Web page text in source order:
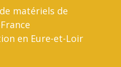
matériels de
en Eure-et-Loir